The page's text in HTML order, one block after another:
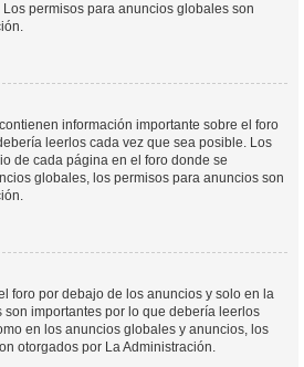
permisos para anuncios globales son
información importante sobre el foro
leerlos cada vez que sea posible. Los
de cada página en el foro donde se
globales, los permisos para anuncios son
foro por debajo de los anuncios y solo en la
importantes por lo que debería leerlos
en los anuncios globales y anuncios, los
otorgados por La Administración.